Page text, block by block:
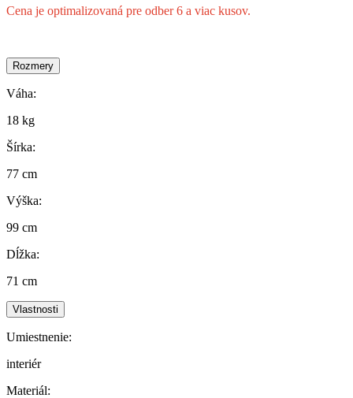
Cena je optimalizovaná pre odber 6 a viac kusov.
Rozmery
Váha:
18 kg
Šírka:
77 cm
Výška:
99 cm
Dĺžka:
71 cm
Vlastnosti
Umiestnenie:
interiér
Materiál: